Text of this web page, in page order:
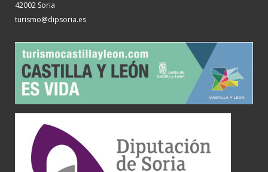
42002 Soria
turismo@dipsoria.es